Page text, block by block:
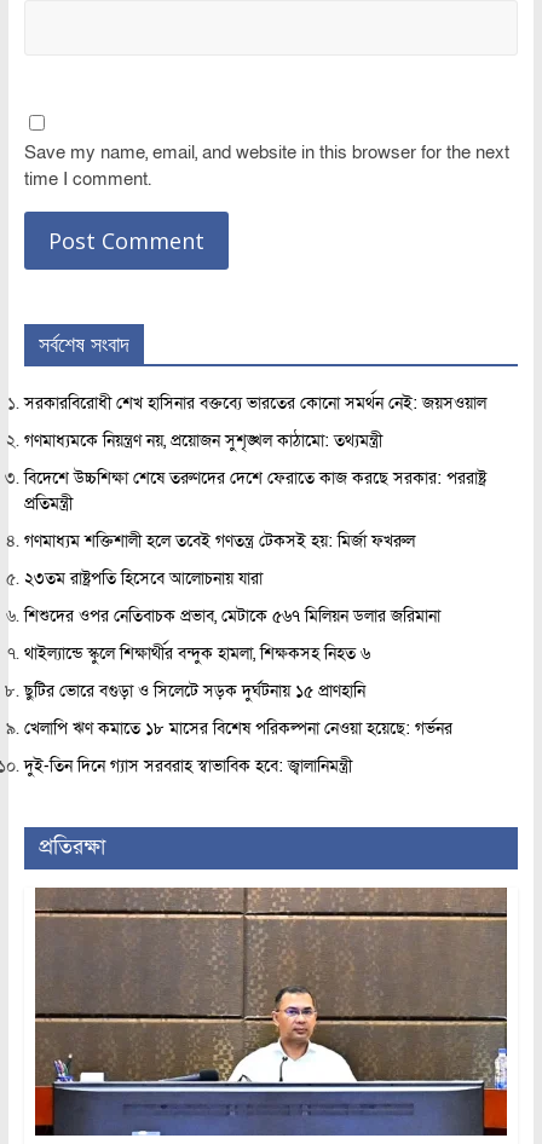
Save my name, email, and website in this browser for the next
time I comment.
সর্বশেষ সংবাদ
সরকারবিরোধী শেখ হাসিনার বক্তব্যে ভারতের কোনো সমর্থন নেই: জয়সওয়াল
গণমাধ্যমকে নিয়ন্ত্রণ নয়, প্রয়োজন সুশৃঙ্খল কাঠামো: তথ্যমন্ত্রী
বিদেশে উচ্চশিক্ষা শেষে তরুণদের দেশে ফেরাতে কাজ করছে সরকার: পররাষ্ট্র
প্রতিমন্ত্রী
গণমাধ্যম শক্তিশালী হলে তবেই গণতন্ত্র টেকসই হয়: মির্জা ফখরুল
২৩তম রাষ্ট্রপতি হিসেবে আলোচনায় যারা
শিশুদের ওপর নেতিবাচক প্রভাব, মেটাকে ৫৬৭ মিলিয়ন ডলার জরিমানা
থাইল্যান্ডে স্কুলে শিক্ষার্থীর বন্দুক হামলা, শিক্ষকসহ নিহত ৬
ছুটির ভোরে বগুড়া ও সিলেটে সড়ক দুর্ঘটনায় ১৫ প্রাণহানি
খেলাপি ঋণ কমাতে ১৮ মাসের বিশেষ পরিকল্পনা নেওয়া হয়েছে: গর্ভনর
দুই-তিন দিনে গ্যাস সরবরাহ স্বাভাবিক হবে: জ্বালানিমন্ত্রী
প্রতিরক্ষা